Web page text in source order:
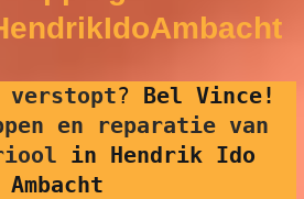
verstopt? Bel Vince!
en reparatie van
in Hendrik Ido
Ambacht